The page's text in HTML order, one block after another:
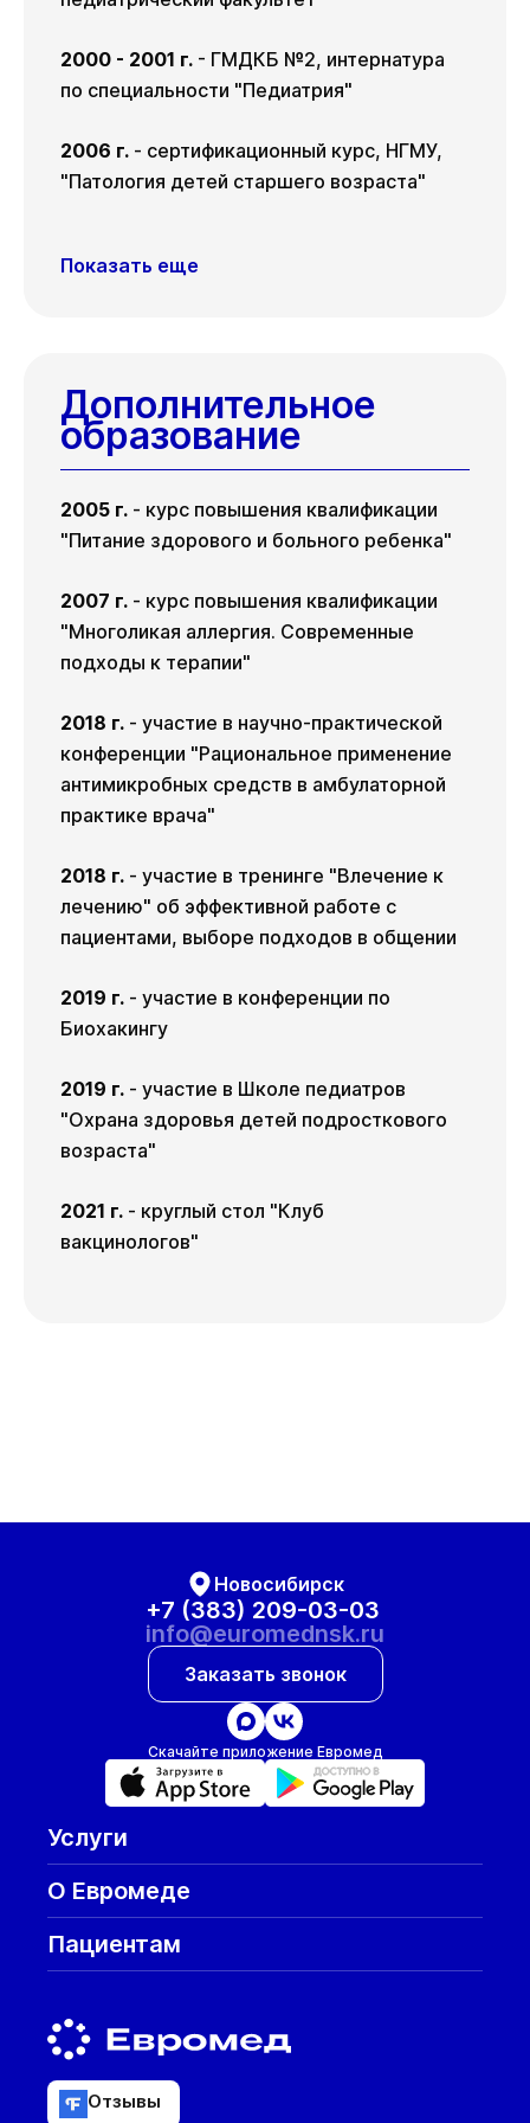
2000 - 2001 г. - ГМДКБ №2, интернатура
по специальности "Педиатрия"
2006 г. - сертификационный курс, НГМУ,
"Патология детей старшего возраста"
Показать еще
Дополнительное
образование
2005 г. - курс повышения квалификации
"Питание здорового и больного ребенка"
2007 г. - курс повышения квалификации
"Многоликая аллергия. Современные
подходы к терапии"
2018 г. - участие в научно-практической
конференции "Рациональное применение
антимикробных средств в амбулаторной
практике врача"
2018 г. - участие в тренинге "Влечение к
лечению" об эффективной работе с
пациентами, выборе подходов в общении
2019 г. - участие в конференции по
Биохакингу
2019 г. - участие в Школе педиатров
"Охрана здоровья детей подросткового
возраста"
2021 г. - круглый стол "Клуб
вакцинологов"
Новосибирск
+7 (383) 209-03-03
info@euromednsk.ru
Заказать звонок
Скачайте приложение Евромед
Услуги
О Евромеде
Пациентам
Отзывы